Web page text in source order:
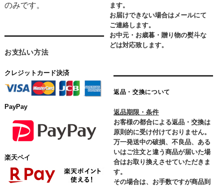
のみです。
お支払い方法
クレジットカード決済
PayPay
楽天ペイ
ます。
お届けできない場合はメールにて
ご連絡します。
お中元・お歳暮・贈り物の熨斗な
どは対応致します。
返品・交換について
返品期限・条件
お客様の都合による返品・交換は
原則的に受け付けておりません。
万一発送中の破損、不良品、ある
いはご注文と違う商品が届いた場
合はお取り換えさせていただきま
す。
その場合は、お手数ですが商品到